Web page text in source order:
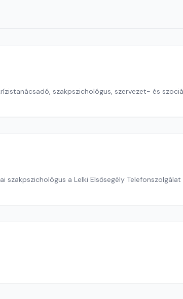
szakpszichológus, szervezet- és
szakpszichológus a Lelki Elsősegély